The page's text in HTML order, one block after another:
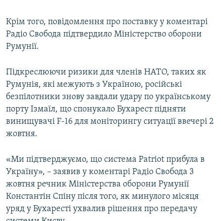
Крім того, повідомлення про поставку у коментарі
Радіо Свобода підтвердило Міністерство оборони
Румунії.
Підкреслюючи ризики для членів НАТО, таких як
Румунія, які межують з Україною, російські
безпілотники знову завдали удару по українському
порту Ізмаїл, що спонукало Бухарест підняти
винищувачі F-16 для моніторингу ситуації ввечері 2
жовтня.
«Ми підтверджуємо, що система Patriot прибула в
Україну», – заявив у коментарі Радіо Свобода 3
жовтня речник Міністерства оборони Румунії
Константін Спіну після того, як минулого місяця
уряд у Бухаресті ухвалив рішення про передачу